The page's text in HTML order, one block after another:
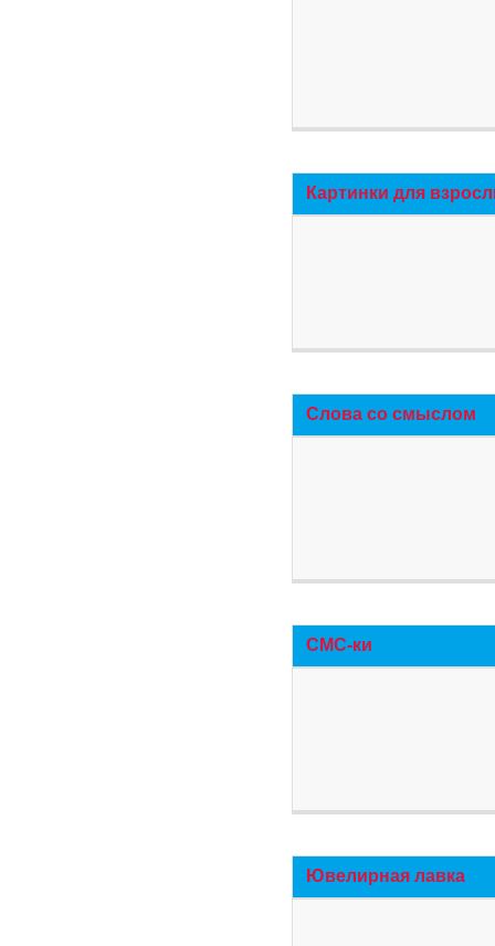
Картинки для
Слова со смыслом
СМС-ки
Ювелирная лавка